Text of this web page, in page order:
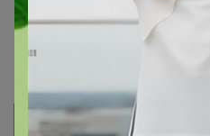
Пульс нашего маркетплейса
Укорачиватель ссылок